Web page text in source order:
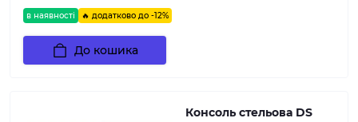
в наявності 🔥 додатково до -12%
До кошика
Консоль стельова DS